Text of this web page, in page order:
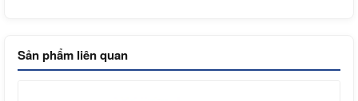
Sản phẩm liên quan